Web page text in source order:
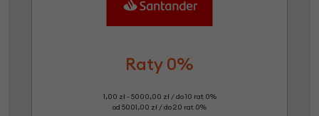
Raty 0%
1,00 zł - 5000,00 zł / do 10 rat 0%
od 5001,00 zł / do 20 rat 0%